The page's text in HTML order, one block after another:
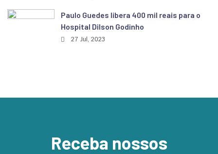
Paulo Guedes libera 400 mil reais para o
Hospital Dilson Godinho
27 Jul, 2023
Receba nossos